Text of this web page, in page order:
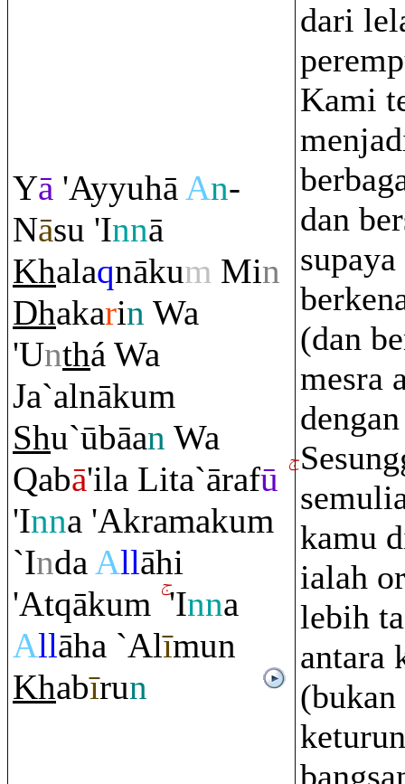
Yā 'AyyuhāAn-
Nāsu 'Innā
Khalaqnākum Min
Dhakarin Wa
'Unthá Wa
Ja`alnākum
Shu`ūbāan Wa
Qabā'ila Lita`ārafū
'Inna 'Akramakum
`IndaAllāhi
'Atqākum 'Inna
Allāha `Alīmun
Khabīrun
dari
Kami
dan
(dan
mesra
kamu
ialah
lebih
antara